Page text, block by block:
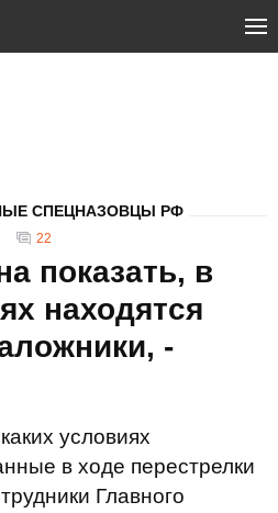
СПЕЦНАЗОВЦЫ РФ
22
показать, в
находятся
-
условиях
в ходе перестрелки
Главного